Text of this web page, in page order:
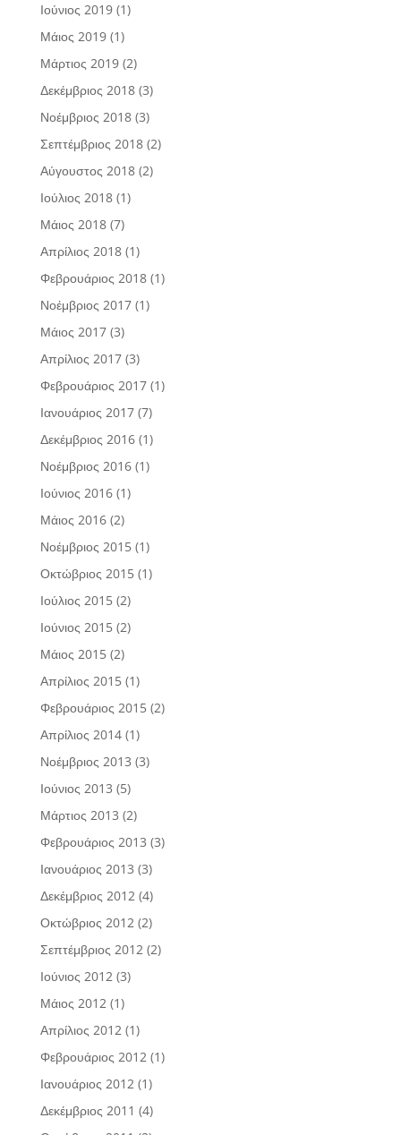
Ιούνιος 2019(1)
Μάιος 2019(1)
Μάρτιος 2019(2)
Δεκέμβριος 2018(3)
Νοέμβριος 2018(3)
Σεπτέμβριος 2018(2)
Αύγουστος 2018(2)
Ιούλιος 2018(1)
Μάιος 2018(7)
Απρίλιος 2018(1)
Φεβρουάριος 2018(1)
Νοέμβριος 2017(1)
Μάιος 2017(3)
Απρίλιος 2017(3)
Φεβρουάριος 2017(1)
Ιανουάριος 2017(7)
Δεκέμβριος 2016(1)
Νοέμβριος 2016(1)
Ιούνιος 2016(1)
Μάιος 2016(2)
Νοέμβριος 2015(1)
Οκτώβριος 2015(1)
Ιούλιος 2015(2)
Ιούνιος 2015(2)
Μάιος 2015(2)
Απρίλιος 2015(1)
Φεβρουάριος 2015(2)
Απρίλιος 2014(1)
Νοέμβριος 2013 (3)
Ιούνιος 2013 (5)
Μάρτιος 2013 (2)
Φεβρουάριος 2013 (3)
Ιανουάριος 2013 (3)
Δεκέμβριος 2012(4)
Οκτώβριος 2012(2)
Σεπτέμβριος 2012(2)
Ιούνιος 2012(3)
Μάιος 2012(1)
Απρίλιος 2012(1)
Φεβρουάριος 2012(1)
Ιανουάριος 2012(1)
Δεκέμβριος 2011 (4)